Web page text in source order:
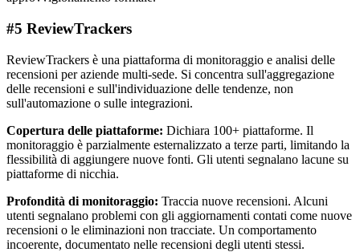
#5 ReviewTrackers
ReviewTrackers è una piattaforma di monitoraggio e analisi delle
recensioni per aziende multi-sede. Si concentra sull'aggregazione
delle recensioni e sull'individuazione delle tendenze, non
sull'automazione o sulle integrazioni.
Copertura delle piattaforme: Dichiara 100+ piattaforme. Il
monitoraggio è parzialmente esternalizzato a terze parti, limitando la
flessibilità di aggiungere nuove fonti. Gli utenti segnalano lacune su
piattaforme di nicchia.
Profondità di monitoraggio: Traccia nuove recensioni. Alcuni
utenti segnalano problemi con gli aggiornamenti contati come nuove
recensioni o le eliminazioni non tracciate. Un comportamento
incoerente, documentato nelle recensioni degli utenti stessi.